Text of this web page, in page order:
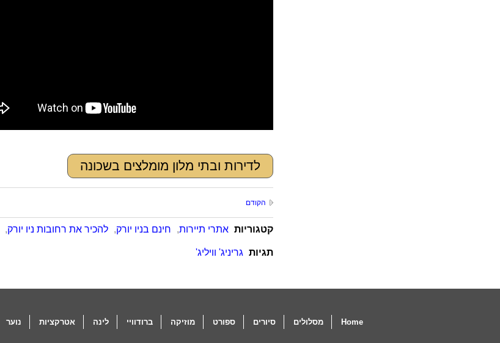
לדירות ובתי מלון מומלצים בשכונה
הקודם
קטגוריות אתרי תיירות, חינם בניו יורק, להכיר את רחובות ניו יורק,
תגיות גריניג' וויליג'
Home מסלולים סיורים ספורט מוזיקה ברודוויי לינה אטרקציות נוער